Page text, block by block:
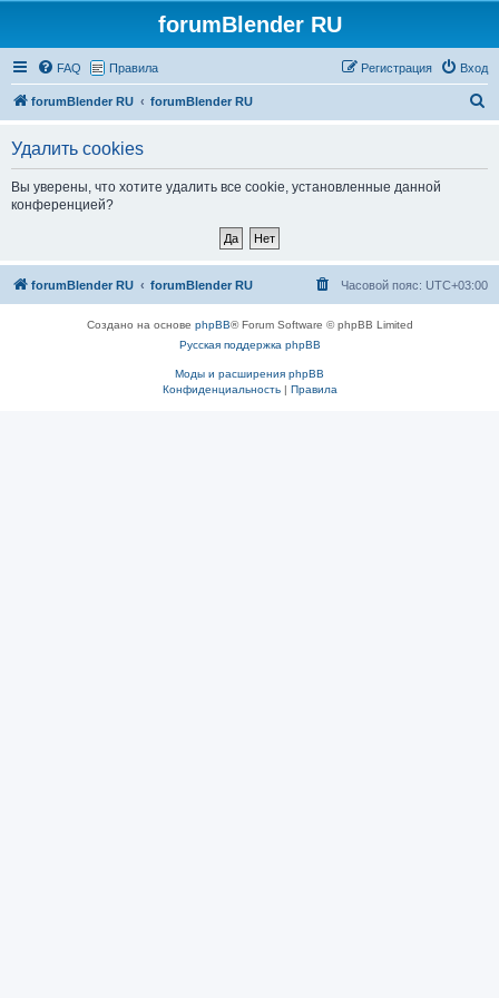
forumBlender RU
FAQ Правила Вход
Регистрация
forumBlender RU forumBlender RU
Удалить cookies
Вы уверены, что хотите удалить все cookie, установленные данной
конференцией?
forumBlender RU forumBlender RU Часовой пояс: UTC+03:00
Создано на основе phpBB® Forum Software © phpBB Limited
Русская поддержка phpBB
Моды и расширения phpBB
Конфиденциальность| Правила